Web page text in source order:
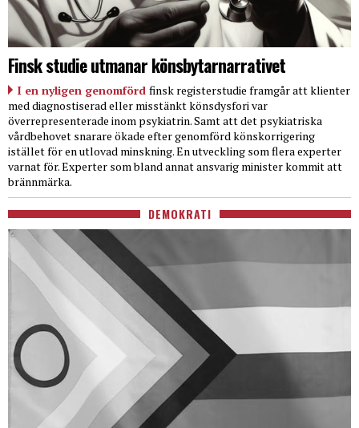
Finsk studie utmanar könsbytarnarrativet
I en nyligen genomförd finsk registerstudie framgår att klienter
med diagnostiserad eller misstänkt könsdysfori var
överrepresenterade inom psykiatrin. Samt att det psykiatriska
vårdbehovet snarare ökade efter genomförd könskorrigering
istället för en utlovad minskning. En utveckling som flera experter
varnat för. Experter som bland annat ansvarig minister kommit att
brännmärka.
DEMOKRATI